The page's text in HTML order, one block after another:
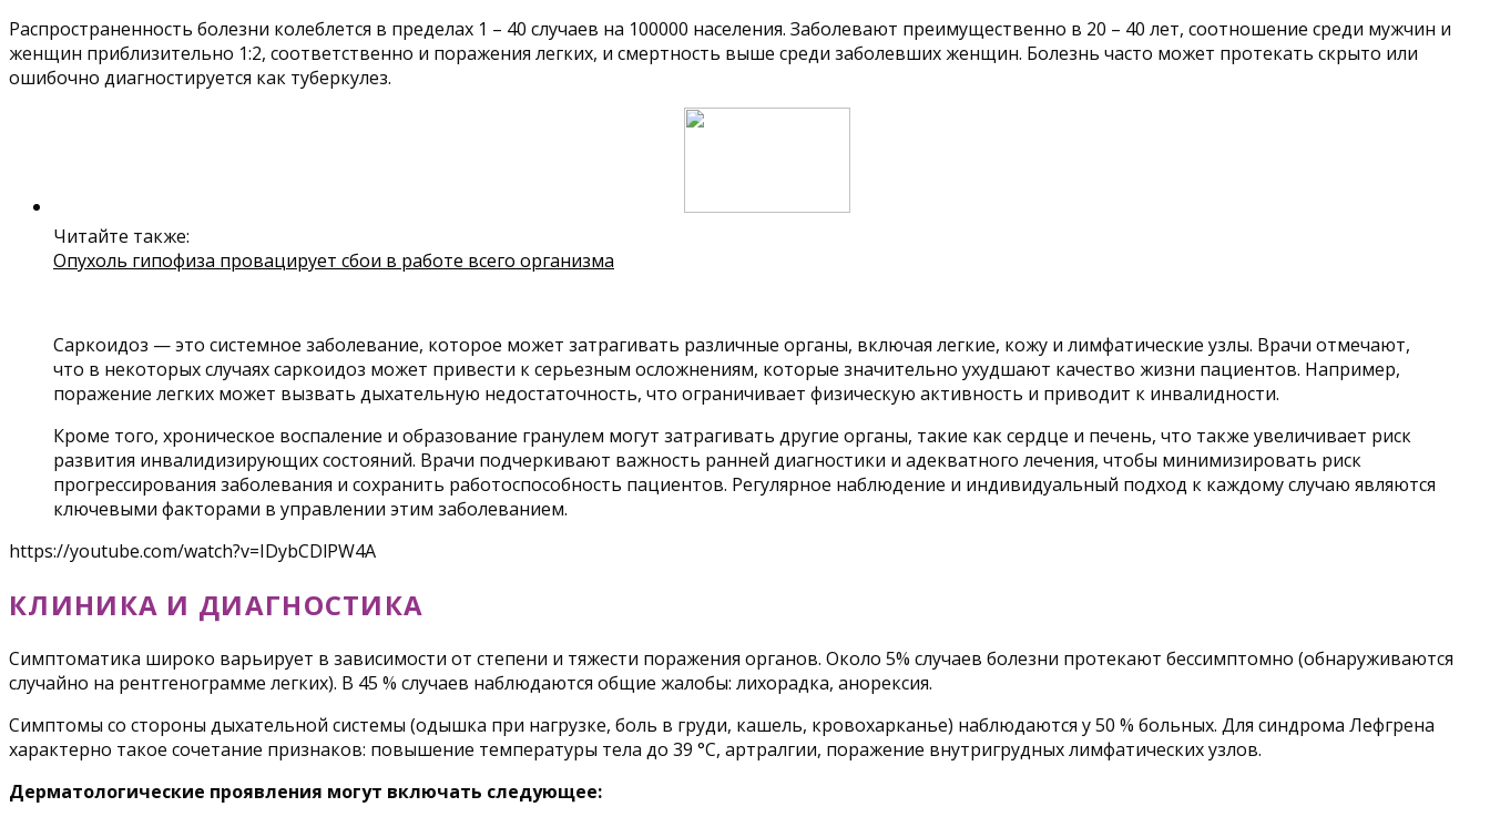
Распространенность болезни колеблется в пределах 1 – 40 случаев на 100000 населения. Заболевают преимущественно в 20 – 40 лет, соотношение среди мужчин и
женщин приблизительно 1:2, соответственно и поражения легких, и смертность выше среди заболевших женщин. Болезнь часто может протекать скрыто или
ошибочно диагностируется как туберкулез.
Читайте также:
Опухоль гипофиза провацирует сбои в работе всего организма
Саркоидоз — это системное заболевание, которое может затрагивать различные органы, включая легкие, кожу и лимфатические узлы. Врачи отмечают,
что в некоторых случаях саркоидоз может привести к серьезным осложнениям, которые значительно ухудшают качество жизни пациентов. Например,
поражение легких может вызвать дыхательную недостаточность, что ограничивает физическую активность и приводит к инвалидности.
Кроме того, хроническое воспаление и образование гранулем могут затрагивать другие органы, такие как сердце и печень, что также увеличивает риск
развития инвалидизирующих состояний. Врачи подчеркивают важность ранней диагностики и адекватного лечения, чтобы минимизировать риск
прогрессирования заболевания и сохранить работоспособность пациентов. Регулярное наблюдение и индивидуальный подход к каждому случаю являются
ключевыми факторами в управлении этим заболеванием.
https://youtube.com/watch?v=IDybCDlPW4A
КЛИНИКА И ДИАГНОСТИКА
Симптоматика широко варьирует в зависимости от степени и тяжести поражения органов. Около 5% случаев болезни протекают бессимптомно (обнаруживаются
случайно на рентгенограмме легких). В 45 % случаев наблюдаются общие жалобы: лихорадка, анорексия.
Симптомы со стороны дыхательной системы (одышка при нагрузке, боль в груди, кашель, кровохарканье) наблюдаются у 50 % больных. Для синдрома Лефгрена
характерно такое сочетание признаков: повышение температуры тела до 39 °C, артралгии, поражение внутригрудных лимфатических узлов.
Дерматологические проявления могут включать следующее: